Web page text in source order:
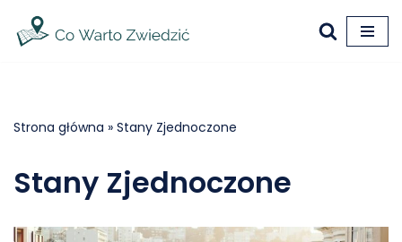
Przejdź
Strona główna » Stany Zjednoczone
Stany Zjednoczone